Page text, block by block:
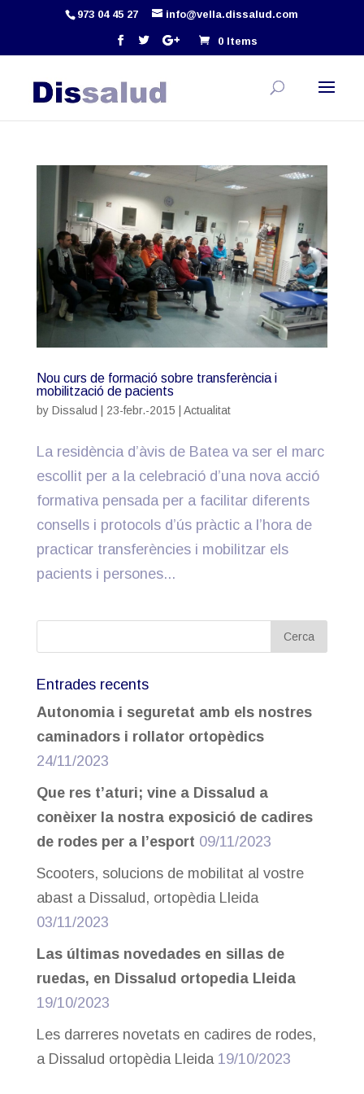
973 04 45 27 info@vella.dissalud.com
0 Items
Nou curs de formació sobre transferència i
mobilització de pacients
by Dissalud 23-febr.-2015 Actualitat
La residència d’àvis de Batea va ser el marc
escollit per a la celebració d’una nova acció
formativa pensada per a facilitar diferents
consells i protocols d’ús pràctic a l’hora de
practicar transferències i mobilitzar els
pacients i persones...
Entrades recents
Autonomia i seguretat amb els nostres
caminadors i rollator ortopèdics
24/11/2023
Que res t’aturi; vine a Dissalud a
conèixer la nostra exposició de cadires
de rodes per a l’esport 09/11/2023
Scooters, solucions de mobilitat al vostre
abast a Dissalud, ortopèdia Lleida
03/11/2023
Las últimas novedades en sillas de
ruedas, en Dissalud ortopedia Lleida
19/10/2023
Les darreres novetats en cadires de rodes,
a Dissalud ortopèdia Lleida 19/10/2023